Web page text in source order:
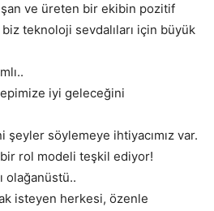
ve üreten bir ekibin pozitif
teknoloji sevdalıları için büyük
iyi geleceğini
şeyler söylemeye ihtiyacımız var.
rol modeli teşkil ediyor!
olağanüstü..
isteyen herkesi, özenle